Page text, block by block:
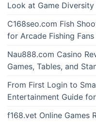
Look at Game
C168seo.com Fish
for Arcade Fishing Fans
Nau888.com Casino
Games, Tables, and
From First Login to
Entertainment Guide
f168.vet Online Games